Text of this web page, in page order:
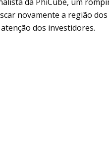
novamente a região dos
dos investidores.